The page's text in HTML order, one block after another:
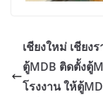
เชียงใหม่ เชียง
ตู้MDB ติดตั้งตู้
โรงงาน ให้ตู้